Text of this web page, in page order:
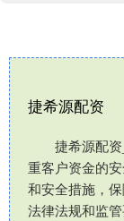
捷希源配资
捷希源配
重客户资金的
和安全措施，
法律法规和监